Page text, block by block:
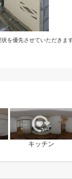
を優先させていただきま
キッチン